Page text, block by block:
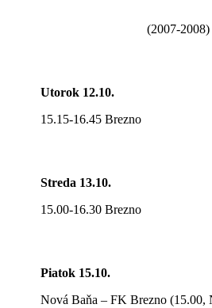
(2007-2008)
Utorok 12.10.
15.15-16.45 Brezno
Streda 13.10.
15.00-16.30 Brezno
Piatok 15.10.
Nová Baňa – FK Brezno (15.00,